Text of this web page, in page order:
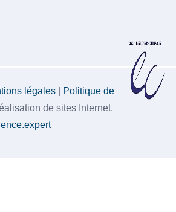
légales|
Politique de
de sites Internet,